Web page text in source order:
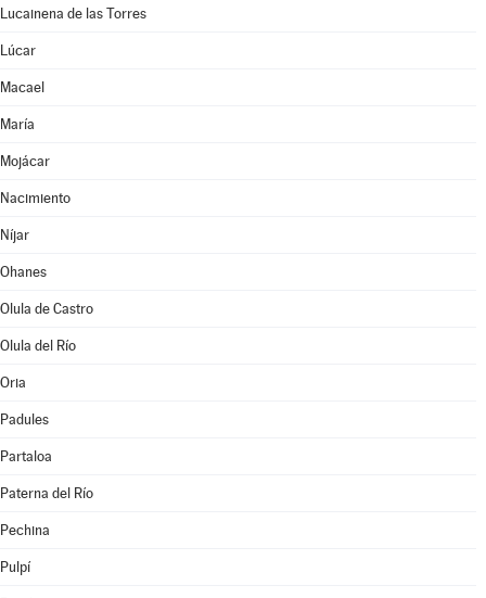
Lucainena de las Torres
Lúcar
Macael
María
Mojácar
Nacimiento
Níjar
Ohanes
Olula de Castro
Olula del Río
Oria
Padules
Partaloa
Paterna del Río
Pechina
Pulpí